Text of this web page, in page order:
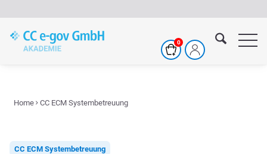
Inhalt
springen
Home CC ECM Systembetreuung
CC ECM Systembetreuung